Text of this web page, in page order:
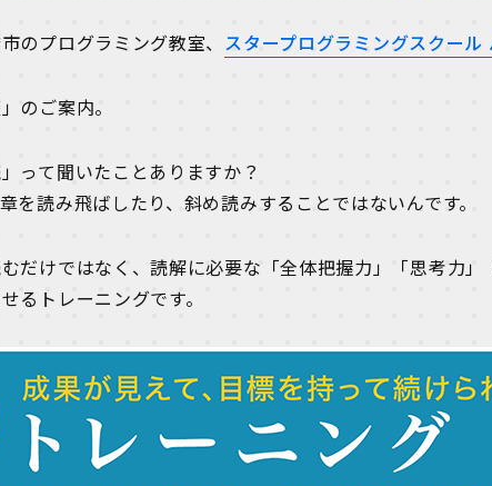
のプログラミング教室、 スタープログラミングスクール
のご案内。
って聞いたことありますか？
を読み飛ばしたり、斜め読みすることではないんです。
むだけではなく、読解に必要な「全体把握力」「思考力
るトレーニングです。